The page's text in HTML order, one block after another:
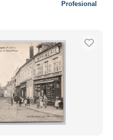
Profesional